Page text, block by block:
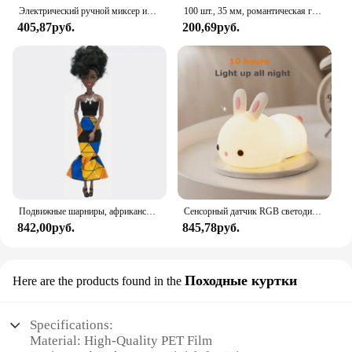
Электрический ручной миксер из нержавеющей стали, Легкий Блендер для выпечки и приготовления пищи
405,87руб.
100 шт., 35 мм, романтическая губка, атласная ткань, лепестки в форме сердца, свадебные конфетти, настольная кровать, лепестки в форме сердца, свадебное украшение на день Святого Валентина
200,69руб.
Подвижные шарниры, африканская черная кукла для американских кукол, аксессуары, тело Nudy с одеждой для Барби, игрушка для девочки, ролевая детская игрушка, подарок
842,00руб.
Сенсорный датчик RGB светодиодный ночник с кроликом, 16 цветов, USB перезаряжаемая силиконовая лампа в виде кролика для детей, детские игрушки, подарок на фестиваль
845,78руб.
Here are the products found in the Походные куртки
Specifications:
Material: High-Quality PET Film